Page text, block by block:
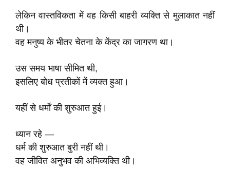
लेकिन वास्तविकता में वह किसी बाहरी व्यक्ति से मुलाकात नहीं
थी।
वह मनुष्य के भीतर चेतना के केंद्र का जागरण था।
उस समय भाषा सीमित थी,
इसलिए बोध प्रतीकों में व्यक्त हुआ।
यहीं से धर्मों की शुरुआत हुई।
ध्यान रहे —
धर्म की शुरुआत बुरी नहीं थी।
वह जीवित अनुभव की अभिव्यक्ति थी।